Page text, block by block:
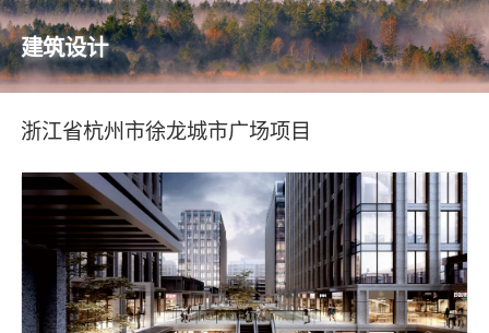
建筑设计
浙江省杭州市徐龙城市广场项目